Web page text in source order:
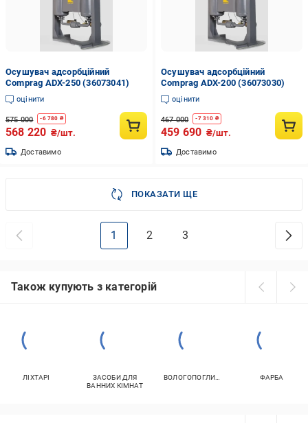
Осушувач адсорбційний
Comprag ADX-250 (36073041)
оцінити
575 000 -6 780 ₴
568 220 ₴/шт.
Доставимо
Осушувач адсорбційний
Comprag ADX-200 (36073030)
оцінити
467 000 -7 310 ₴
459 690 ₴/шт.
Доставимо
ПОКАЗАТИ ЩЕ
1 2 3
Також купують з категорій
ЛІХТАРІ
ЗАСОБИ ДЛЯ
ВАННИХ КІМНАТ
ФАРБА